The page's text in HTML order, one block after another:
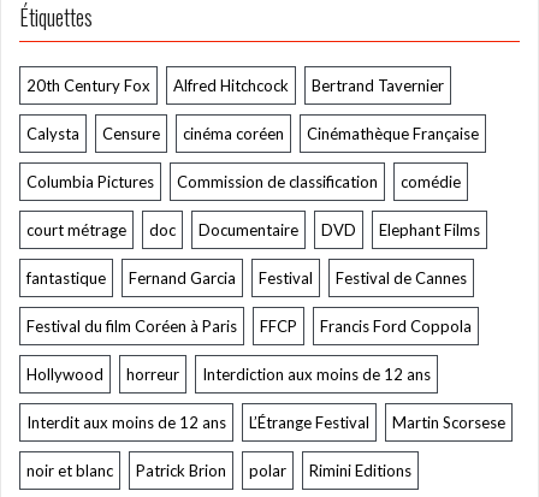
Étiquettes
20th Century Fox Alfred Hitchcock Bertrand Tavernier
Calysta Censure cinéma coréen Cinémathèque Française
Columbia Pictures Commission de classification comédie
court métrage doc Documentaire DVD Elephant Films
fantastique Fernand Garcia Festival Festival de Cannes
Festival du film Coréen à Paris FFCP Francis Ford Coppola
Hollywood horreur Interdiction aux moins de 12 ans
Interdit aux moins de 12 ans L’Étrange Festival Martin Scorsese
noir et blanc Patrick Brion polar Rimini Editions